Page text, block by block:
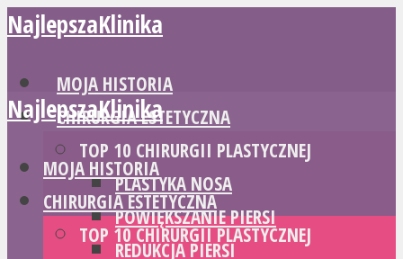
NajlepszaKlinika
MOJA HISTORIA
CHIRURGIA ESTETYCZNA
TOP 10 CHIRURGII PLASTYCZNEJ
PLASTYKA NOSA
POWIĘKSZANIE PIERSI
REDUKCJA PIERSI
NajlepszaKlinika
MOJA HISTORIA
CHIRURGIA ESTETYCZNA
TOP 10 CHIRURGII PLASTYCZNEJ